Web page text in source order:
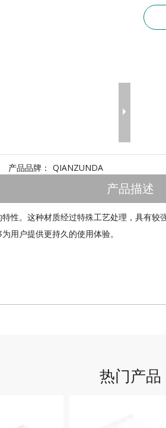
产品品牌： QIANZUNDA
产品描述
性。这种材质经过特殊工艺处理，具有
用户提供更持久的使用体验。
热门产品